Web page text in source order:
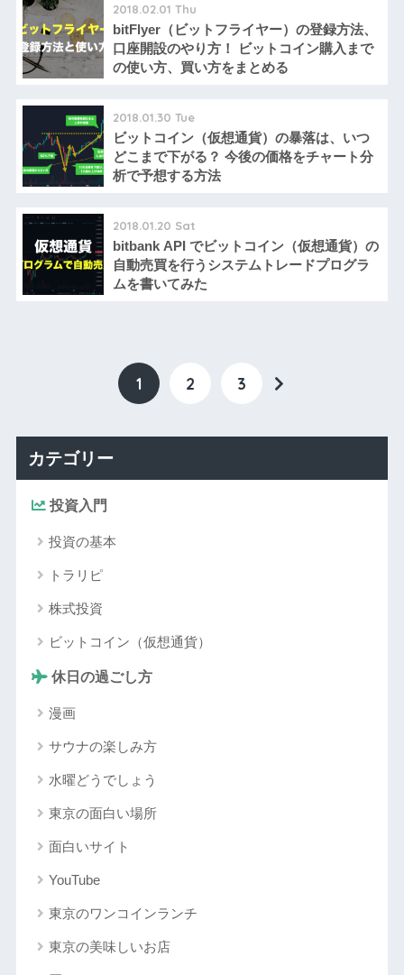
2018.02.01 Thu
bitFlyer（ビットフライヤー）の登録方法、
口座開設のやり方！ ビットコイン購入まで
の使い方、買い方をまとめる
2018.01.30 Tue
ビットコイン（仮想通貨）の暴落は、いつ
どこまで下がる？ 今後の価格をチャート分
析で予想する方法
2018.01.20 Sat
bitbank API でビットコイン（仮想通貨）の
自動売買を行うシステムトレードプログラ
ムを書いてみた
1 2 3
カテゴリー
投資入門
投資の基本
トラリピ
株式投資
ビットコイン（仮想通貨）
休日の過ごし方
漫画
サウナの楽しみ方
水曜どうでしょう
東京の面白い場所
面白いサイト
YouTube
東京のワンコインランチ
東京の美味しいお店